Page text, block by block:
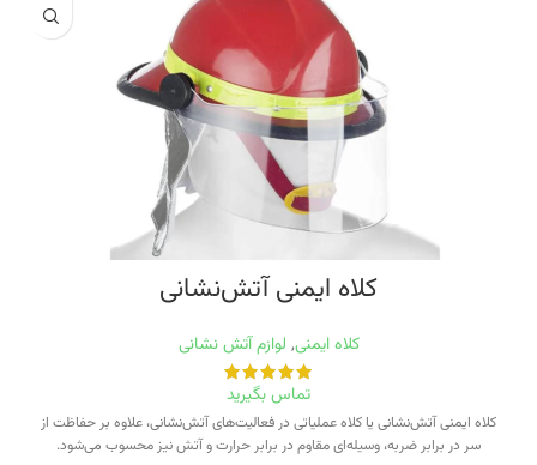
کلاه ایمنی آتش‌نشانی
کلاه ایمنی, لوازم آتش نشانی
تماس بگیرید
کلاه ایمنی آتش‌نشانی یا کلاه عملیاتی در فعالیت‌های آتش‌نشانی، علاوه بر حفاظت از
سر در برابر ضربه، وسیله‌ای مقاوم در برابر حرارت و آتش نیز محسوب می‌شود.